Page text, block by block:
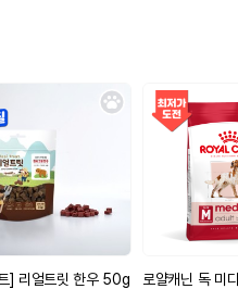
] 리얼트릿 한우 50g
로얄캐닌 독 미